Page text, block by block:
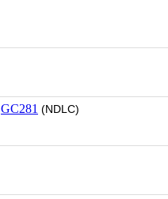
GC281 (NDLC)